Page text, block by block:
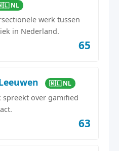
NL
werk tussen
in Nederland.
65
🇳🇱 NL
spreekt over gamified
63